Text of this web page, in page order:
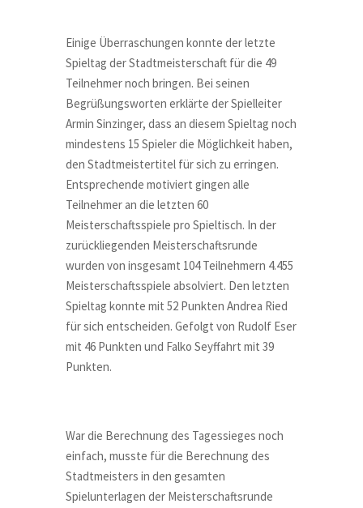
Einige Überraschungen konnte der letzte
Spieltag der Stadtmeisterschaft für die 49
Teilnehmer noch bringen. Bei seinen
Begrüßungsworten erklärte der Spielleiter
Armin Sinzinger, dass an diesem Spieltag noch
mindestens 15 Spieler die Möglichkeit haben,
den Stadtmeistertitel für sich zu erringen.
Entsprechende motiviert gingen alle
Teilnehmer an die letzten 60
Meisterschaftsspiele pro Spieltisch. In der
zurückliegenden Meisterschaftsrunde
wurden von insgesamt 104 Teilnehmern 4.455
Meisterschaftsspiele absolviert. Den letzten
Spieltag konnte mit 52 Punkten Andrea Ried
für sich entscheiden. Gefolgt von Rudolf Eser
mit 46 Punkten und Falko Seyffahrt mit 39
Punkten.
War die Berechnung des Tagessieges noch
einfach, musste für die Berechnung des
Stadtmeisters in den gesamten
Spielunterlagen der Meisterschaftsrunde